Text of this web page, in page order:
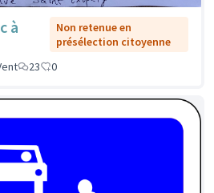
à
Non retenue en
présélection citoyenne
23 0